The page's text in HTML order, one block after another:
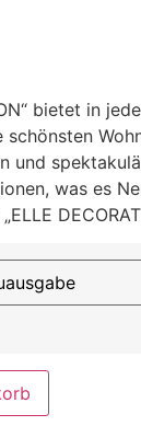
bietet in
und
was es